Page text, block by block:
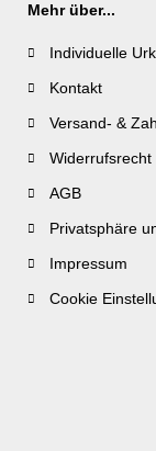
Mehr über...
Individuelle
Kontakt
Versand- &
Widerrufsrecht
AGB
Privatsphäre
Impressum
Cookie